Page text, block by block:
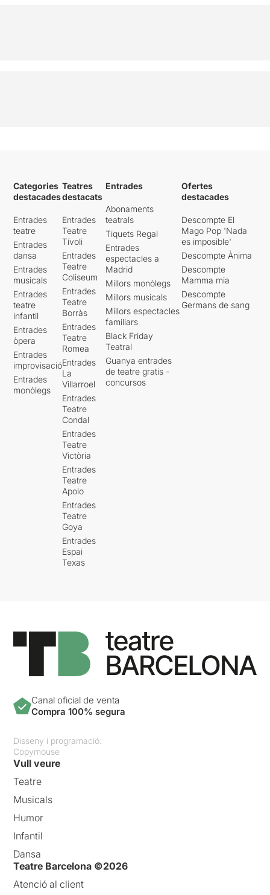
Categories
destacades
Entrades
teatre
Entrades
dansa
Entrades
musicals
Entrades
teatre
infantil
Entrades
òpera
Entrades
improvisació
Entrades
monòlegs
Teatres
destacats
Entrades
Teatre
Tívoli
Entrades
Teatre
Coliseum
Entrades
Teatre
Borràs
Entrades
Teatre
Romea
Entrades
La
Villarroel
Entrades
Teatre
Condal
Entrades
Teatre
Victòria
Entrades
Teatre
Apolo
Entrades
Teatre
Goya
Entrades
Espai
Texas
Entrades
Abonaments
teatrals
Tiquets Regal
Entrades
espectacles a
Madrid
Millors monòlegs
Millors musicals
Millors espectacles
familiars
Black Friday
Teatral
Guanya entrades
de teatre gratis -
concursos
Ofertes
destacades
Descompte El
Mago Pop 'Nada
es imposible'
Descompte Ànima
Descompte
Mamma mia
Descompte
Germans de sang
Canal oficial de venta
Compra 100% segura
Disseny i programació:
Copymouse
Vull veure
Teatre
Musicals
Humor
Infantil
Dansa
Teatre Barcelona ©2026
Atenció al client